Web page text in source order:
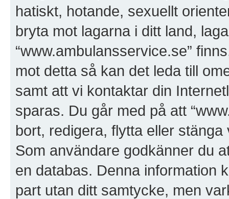
hatiskt, hotande, sexuellt
bryta mot lagarna i ditt land,
“www.ambulansservice.se”
mot detta så kan det leda till
samt att vi kontaktar din
sparas. Du går med på att
bort, redigera, flytta eller
Som användare godkänner du
en databas. Denna information
part utan ditt samtycke, men